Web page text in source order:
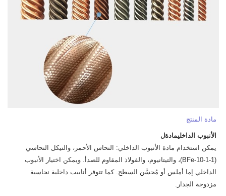
مادة المنتج
الأنبوب الداخليمادةل
يمكن استخدام مادة الأنبوب الداخلي: النحاس الأحمر، والنيكل النحاسي
(BFe-10-1-1)، والتيتانيوم، والفولاذ المقاوم للصدأ. ويمكن اختيار الأنبوب
الداخلي إما أملس أو مُحسَّن السطح. كما تتوفر أنابيب داخلية نحاسية
مزدوجة الجدار.